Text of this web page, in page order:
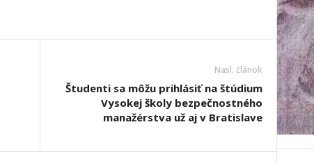
Nasl. článok
Študenti sa môžu prihlásiť na štúdium
Vysokej školy bezpečnostného
manažérstva už aj v Bratislave